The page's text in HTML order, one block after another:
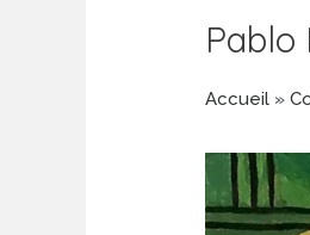
Pablo
Accueil »